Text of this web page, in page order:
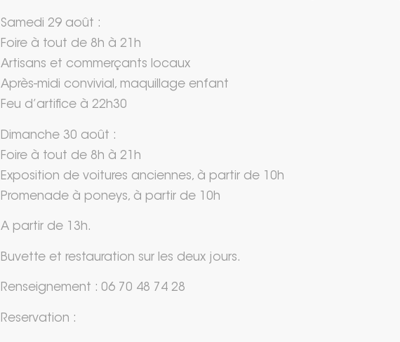
Samedi 29 août :
Foire à tout de 8h à 21h
Artisans et commerçants locaux
Après-midi convivial, maquillage enfant
Feu d’artifice à 22h30
Dimanche 30 août :
Foire à tout de 8h à 21h
Exposition de voitures anciennes, à partir de 10h
Promenade à poneys, à partir de 10h
A partir de 13h.
Buvette et restauration sur les deux jours.
Renseignement : 06 70 48 74 28
Reservation :